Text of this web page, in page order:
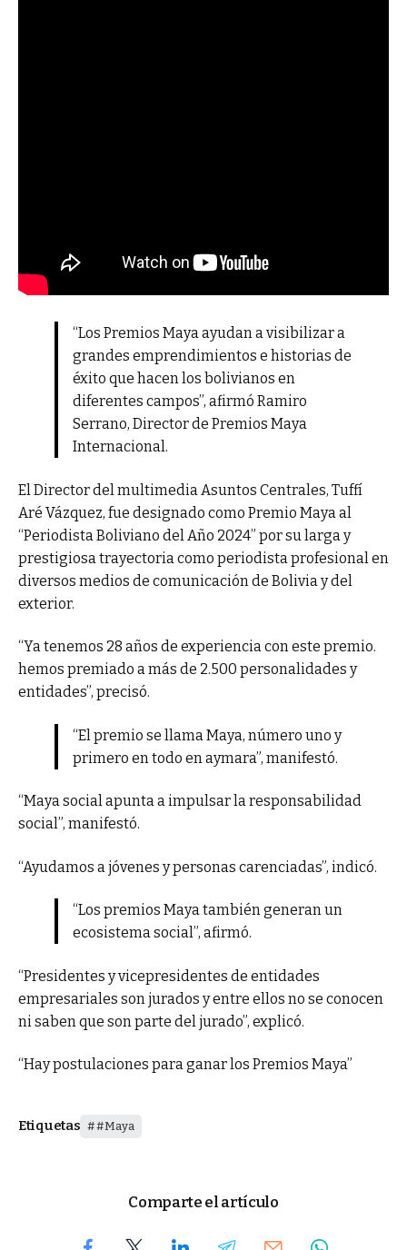
“Los Premios Maya ayudan a visibilizar a
grandes emprendimientos e historias de
éxito que hacen los bolivianos en
diferentes campos”, afirmó Ramiro
Serrano, Director de Premios Maya
Internacional.
El Director del multimedia Asuntos Centrales, Tuffí
Aré Vázquez, fue designado como Premio Maya al
“Periodista Boliviano del Año 2024” por su larga y
prestigiosa trayectoria como periodista profesional en
diversos medios de comunicación de Bolivia y del
exterior.
“Ya tenemos 28 años de experiencia con este premio.
hemos premiado a más de 2.500 personalidades y
entidades”, precisó.
“El premio se llama Maya, número uno y
primero en todo en aymara”, manifestó.
“Maya social apunta a impulsar la responsabilidad
social”, manifestó.
“Ayudamos a jóvenes y personas carenciadas”, indicó.
“Los premios Maya también generan un
ecosistema social”, afirmó.
“Presidentes y vicepresidentes de entidades
empresariales son jurados y entre ellos no se conocen
ni saben que son parte del jurado”, explicó.
“Hay postulaciones para ganar los Premios Maya”
Etiquetas #Maya
Comparte el artículo